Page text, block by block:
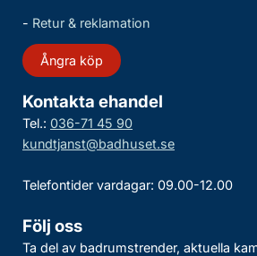
- Retur & reklamation
Ångra köp
Kontakta ehandel
Tel.: 036-71 45 90
kundtjanst@badhuset.se
Telefontider vardagar: 09.00-12.00
Följ oss
Ta del av badrumstrender, aktuella